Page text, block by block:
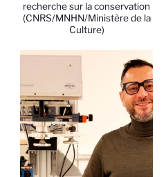
recherche sur la conservation
(CNRS/MNHN/Ministère de la
Culture)